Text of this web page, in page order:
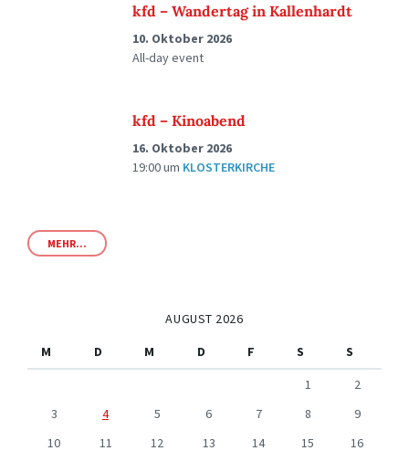
kfd – Wandertag in Kallenhardt
10. Oktober 2026
All-day event
kfd – Kinoabend
16. Oktober 2026
19:00um KLOSTERKIRCHE
MEHR...
AUGUST 2026
M
D M D F S
S
1
2
3
4 5 6 7 8
9
10
11 12 13 14 15
16